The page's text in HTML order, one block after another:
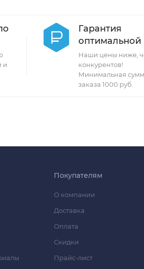
и
Гарантия
оптимальной
Наши цены ниже,
конкурентов!
Минимальная
заказа 1000 руб.
Покупателям
О компании
Доставка
Оплата
Скидки
Прайс-лист